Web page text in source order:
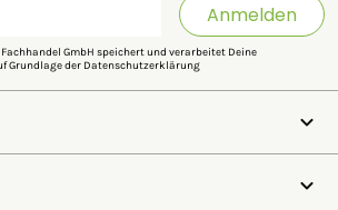
Anmelden
GmbH speichert und verarbeitet Deine
Grundlage der Datenschutzerklärung